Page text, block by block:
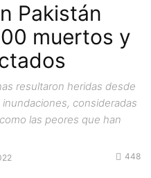
Pakistán
muertos y
resultaron heridas desde
consideradas
las peores que han
448